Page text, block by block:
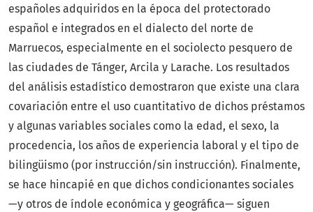
españoles adquiridos en la época del protectorado
español e integrados en el dialecto del norte de
Marruecos, especialmente en el sociolecto pesquero de
las ciudades de Tánger, Arcila y Larache. Los resultados
del análisis estadístico demostraron que existe una clara
covariación entre el uso cuantitativo de dichos préstamos
y algunas variables sociales como la edad, el sexo, la
procedencia, los años de experiencia laboral y el tipo de
bilingüismo (por instrucción/sin instrucción). Finalmente,
se hace hincapié en que dichos condicionantes sociales
—y otros de índole económica y geográfica— siguen